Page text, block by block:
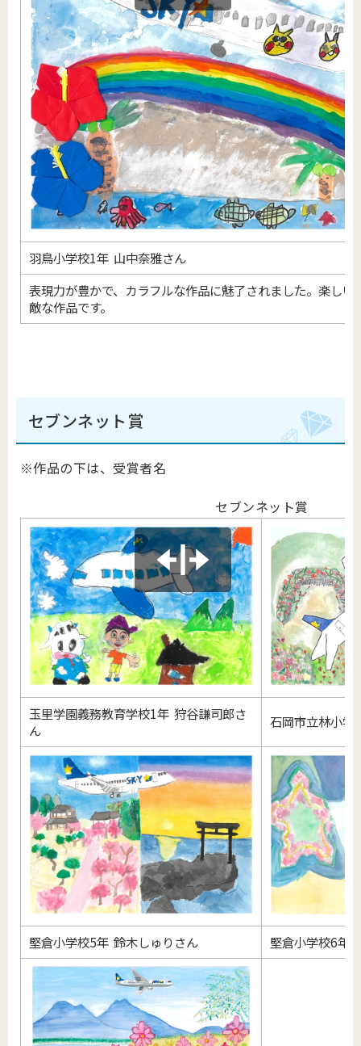
羽鳥小学校1年 山中奈雅さん
表現力が豊かで、カラフルな作品に魅了されました。楽しい
敵な作品です。
セブンネット賞
※作品の下は、受賞者名
セブンネット賞
玉里学園義務教育学校1年 狩谷謙司郎さ
ん
石岡市立林小学
堅倉小学校5年 鈴木しゅりさん 堅倉小学校6年